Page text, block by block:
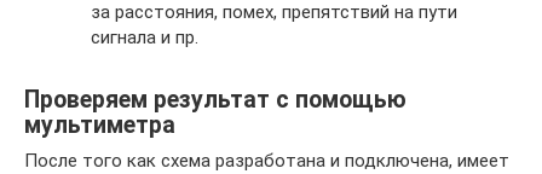
за расстояния, помех, препятствий на пути
сигнала и пр.
Проверяем результат с помощью
мультиметра
После того как схема разработана и подключена, имеет